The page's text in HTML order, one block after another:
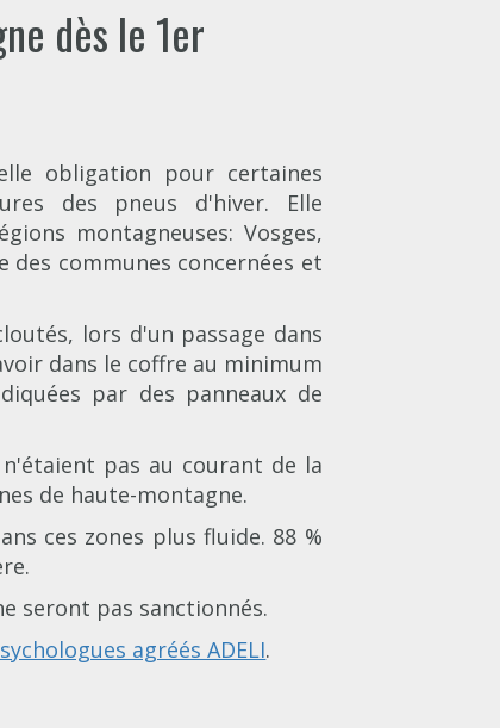
dès le 1er
obligation pour certaines
des pneus d'hiver. Elle
montagneuses: Vosges,
des communes concernées et
lors d'un passage dans
dans le coffre au minimum
par des panneaux de
pas au courant de la
de haute-montagne.
ces zones plus fluide. 88 %
seront pas sanctionnés.
agréés ADELI.